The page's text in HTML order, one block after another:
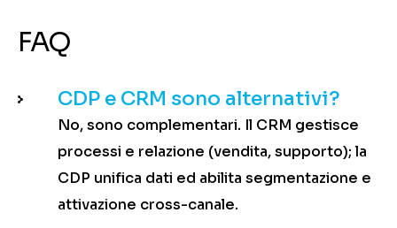
FAQ
CDP e CRM sono alternativi?
No, sono complementari. Il CRM gestisce
processi e relazione (vendita, supporto); la
CDP unifica dati ed abilita segmentazione e
attivazione cross-canale.